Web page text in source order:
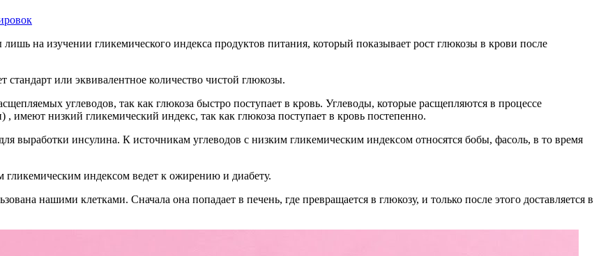
на изучении гликемического индекса продуктов питания, который показывает рост глюкозы в крови после
стандарт или эквивалентное количество чистой глюкозы.
углеводов, так как глюкоза быстро поступает в кровь. Углеводы, которые расщепляются в процессе
низкий гликемический индекс, так как глюкоза поступает в кровь постепенно.
выработки инсулина. К источникам углеводов с низким гликемическим индексом относятся бобы, фасоль, в то время
индексом ведет к ожирению и диабету.
нашими клетками. Сначала она попадает в печень, где превращается в глюкозу, и только после этого доставляется в